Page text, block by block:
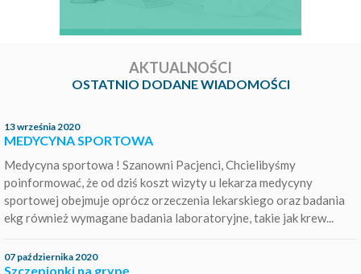
AKTUALNOŚCI
OSTATNIO DODANE WIADOMOŚCI
13 września 2020
MEDYCYNA SPORTOWA
Medycyna sportowa ! Szanowni Pacjenci, Chcielibyśmy
poinformować, że od dziś koszt wizyty u lekarza medycyny
sportowej obejmuje oprócz orzeczenia lekarskiego oraz badania
ekg również wymagane badania laboratoryjne, takie jak krew...
07 października 2020
Szczepionki na grypę